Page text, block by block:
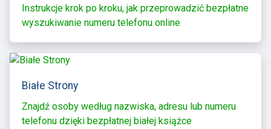
Instrukcje krok po kroku, jak przeprowadzić bezpłatne
wyszukiwanie numeru telefonu online
Białe Strony
Znajdź osoby według nazwiska, adresu lub numeru
telefonu dzięki bezpłatnej białej książce